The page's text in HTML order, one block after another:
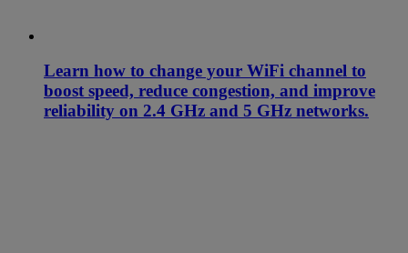
Learn how to change your WiFi channel to
boost speed, reduce congestion, and improve
reliability on 2.4 GHz and 5 GHz networks.